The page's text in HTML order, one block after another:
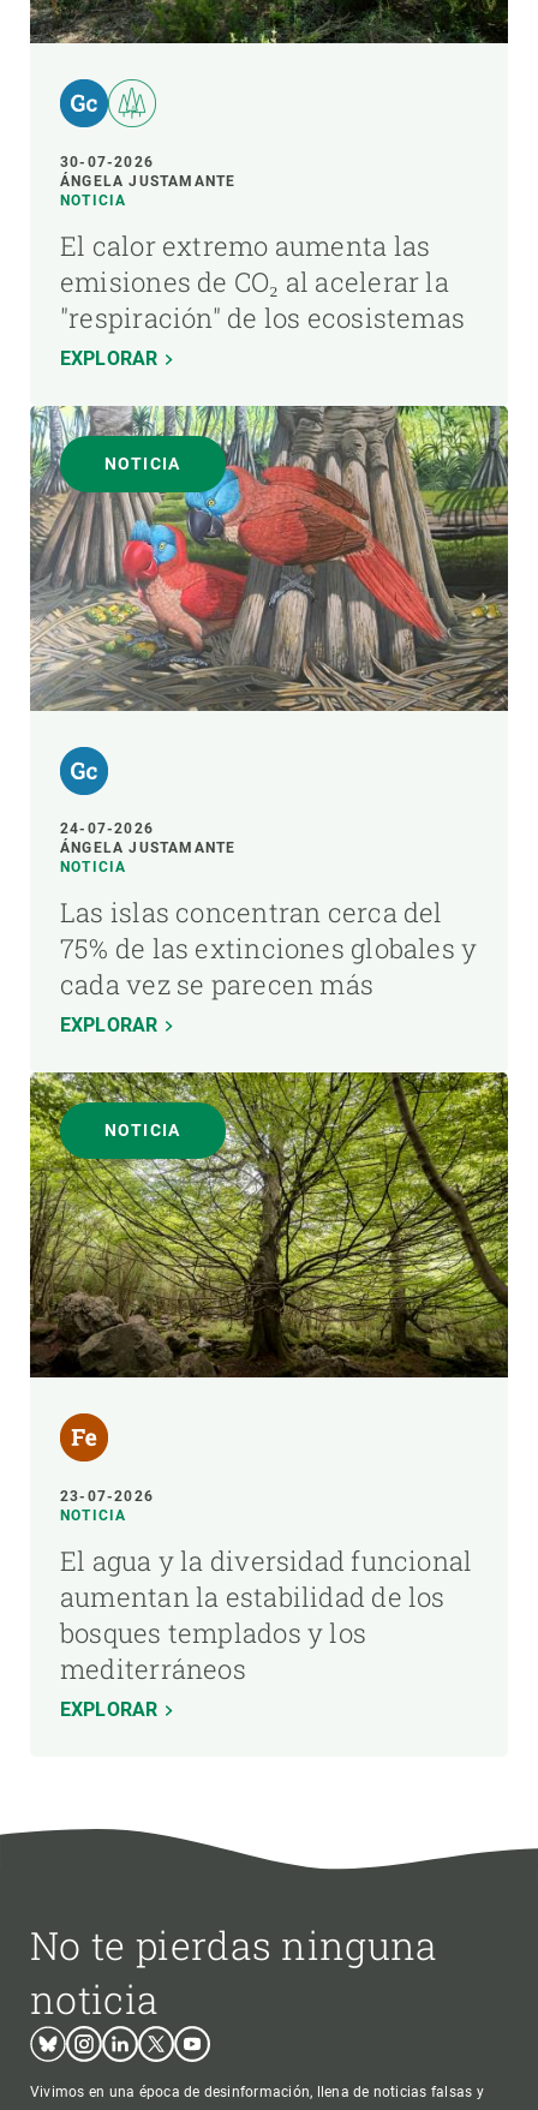
30-07-2026
ÁNGELA JUSTAMANTE
NOTICIA
El calor extremo aumenta las
emisiones de CO₂ al acelerar la
"respiración" de los ecosistemas
EXPLORAR
NOTICIA
24-07-2026
ÁNGELA JUSTAMANTE
NOTICIA
Las islas concentran cerca del
75% de las extinciones globales y
cada vez se parecen más
EXPLORAR
NOTICIA
23-07-2026
NOTICIA
El agua y la diversidad funcional
aumentan la estabilidad de los
bosques templados y los
mediterráneos
EXPLORAR
No te pierdas ninguna
noticia
BlueskyInstagram
LinkedinTwitterYoutube
Vivimos en una época de desinformación, llena de noticias falsas y